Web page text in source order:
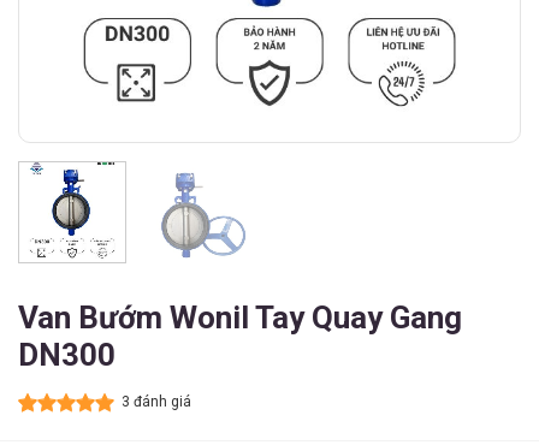
Van Bướm Wonil Tay Quay Gang
DN300
3 đánh giá